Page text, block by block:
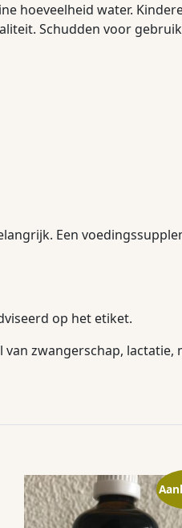
hoeveelheid water.
Schudden voor
Een
op het etiket.
zwangerschap, lactatie,